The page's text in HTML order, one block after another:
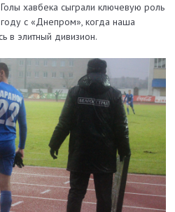
Голы хавбека сыграли ключевую роль
с «Днепром», когда наша
в элитный дивизион.